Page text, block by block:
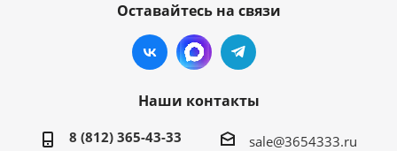
Оставайтесь на связи
Наши контакты
8 (812) 365-43-33 sale@3654333.ru